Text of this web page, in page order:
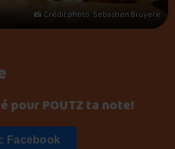
pour POUTZ ta note!
Facebook
📸 Crédit photo : Sebastien Bruyere